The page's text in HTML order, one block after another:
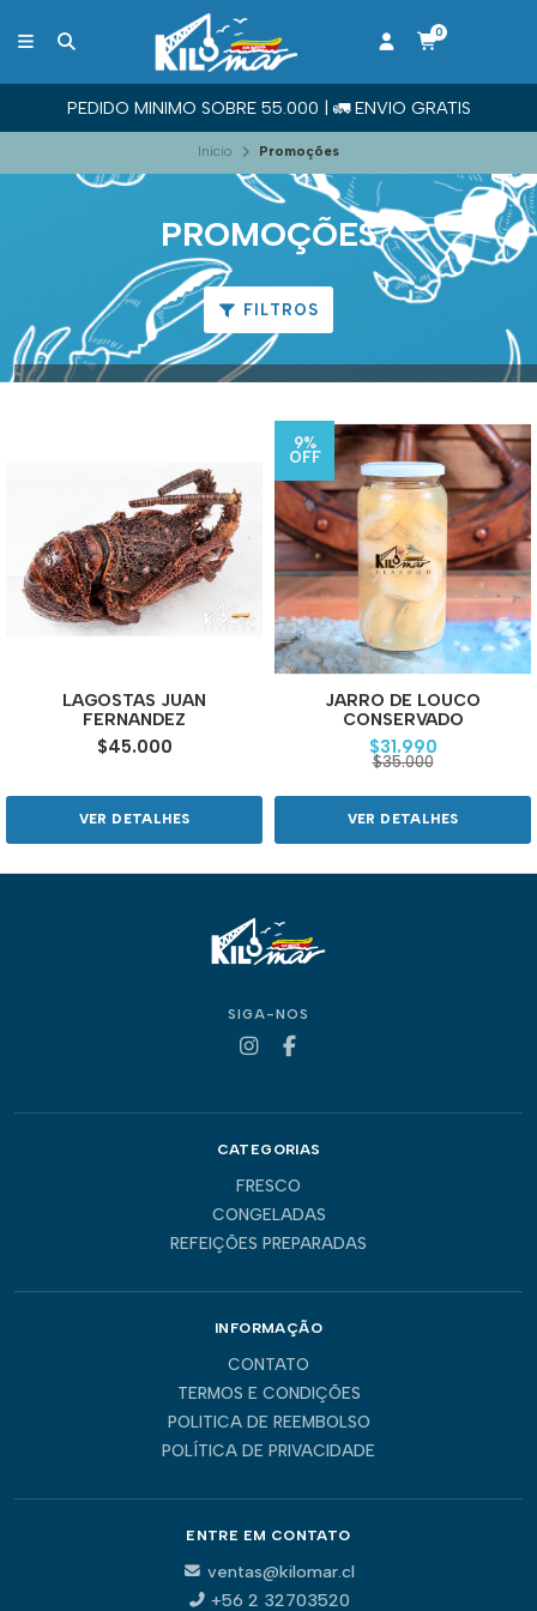
0
PEDIDO MINIMO SOBRE 55.000 | 🚛​ ENVIO GRATIS
Início Promoções
PROMOÇÕES
FILTROS
LAGOSTAS JUAN
FERNANDEZ
$45.000
VER DETALHES
9%
OFF
JARRO DE LOUCO
CONSERVADO
$31.990
$35.000
VER DETALHES
SIGA-NOS
CATEGORIAS
FRESCO
CONGELADAS
REFEIÇÕES PREPARADAS
INFORMAÇÃO
CONTATO
TERMOS E CONDIÇÕES
POLITICA DE REEMBOLSO
POLÍTICA DE PRIVACIDADE
ENTRE EM CONTATO
ventas@kilomar.cl
+56 2 32703520